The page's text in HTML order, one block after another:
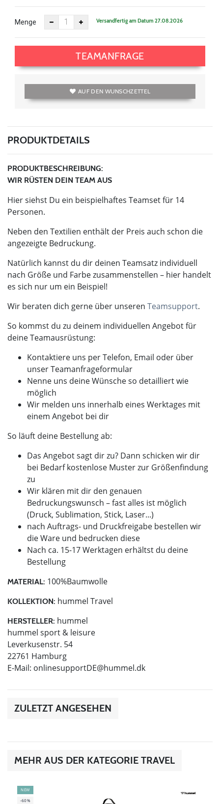
Menge Versandfertig am Datum 27.08.2026
TEAMANFRAGE
AUF DEN WUNSCHZETTEL
PRODUKTDETAILS
PRODUKTBESCHREIBUNG:
WIR RÜSTEN DEIN TEAM AUS
Hier siehst Du ein beispielhaftes Teamset für 14
Personen.
Neben den Textilien enthält der Preis auch schon die
angezeigte Bedruckung.
Natürlich kannst du dir deinen Teamsatz individuell
nach Größe und Farbe zusammenstellen – hier handelt
es sich nur um ein Beispiel!
Wir beraten dich gerne über unseren Teamsupport.
So kommst du zu deinem individuellen Angebot für
deine Teamausrüstung:
Kontaktiere uns per Telefon, Email oder über
unser Teamanfrageformular
Nenne uns deine Wünsche so detailliert wie
möglich
Wir melden uns innerhalb eines Werktages mit
einem Angebot bei dir
So läuft deine Bestellung ab:
Das Angebot sagt dir zu? Dann schicken wir dir
bei Bedarf kostenlose Muster zur Größenfindung
zu
Wir klären mit dir den genauen
Bedruckungswunsch – fast alles ist möglich
(Druck, Sublimation, Stick, Laser...)
nach Auftrags- und Druckfreigabe bestellen wir
die Ware und bedrucken diese
Nach ca. 15-17 Werktagen erhältst du deine
Bestellung
MATERIAL: 100%Baumwolle
KOLLEKTION: hummel Travel
HERSTELLER: hummel
hummel sport & leisure
Leverkusenstr. 54
22761 Hamburg
E-Mail: onlinesupportDE@hummel.dk
ZULETZT ANGESEHEN
MEHR AUS DER KATEGORIE TRAVEL
NEW
-60%